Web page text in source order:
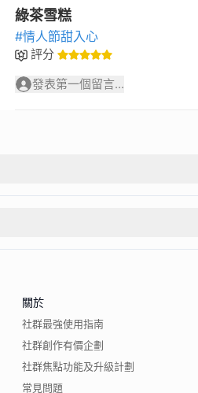
綠茶雪糕
#情人節甜入心
評分
發表第一個留言...
關於
社群最強使用指南
社群創作有價企劃
社群焦點功能及升級計劃
常見問題